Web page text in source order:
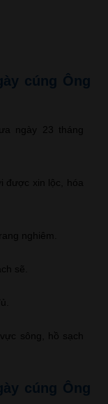
cúng Ông
ngày 23 tháng
được xin lộc, hóa
nghiêm.
sẽ.
sông, hồ sạch
cúng Ông